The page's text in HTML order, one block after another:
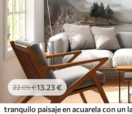
22.05€13.23€